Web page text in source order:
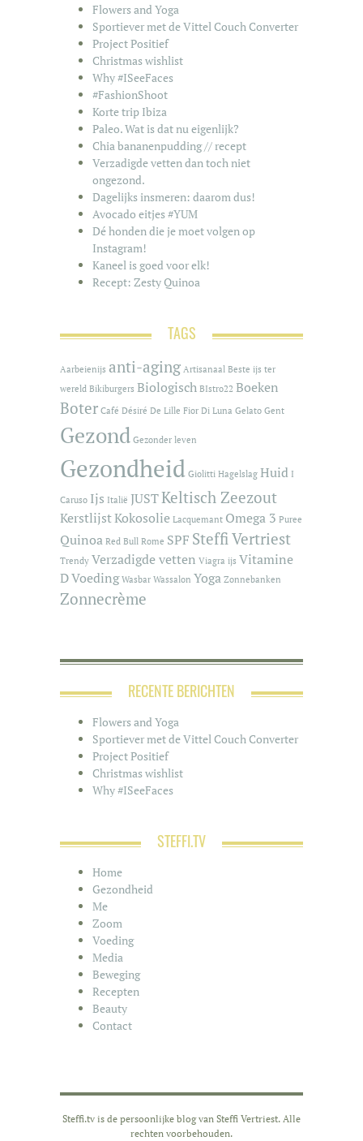
Flowers and Yoga
Sportiever met de Vittel Couch Converter
Project Positief
Christmas wishlist
Why #ISeeFaces
#FashionShoot
Korte trip Ibiza
Paleo. Wat is dat nu eigenlijk?
Chia bananenpudding // recept
Verzadigde vetten dan toch niet
ongezond.
Dagelijks insmeren: daarom dus!
Avocado eitjes #YUM
Dé honden die je moet volgen op
Instagram!
Kaneel is goed voor elk!
Recept: Zesty Quinoa
TAGS
Aarbeienijs anti-aging Artisanaal Beste ijs ter
wereld Bikiburgers Biologisch BIstro22 Boeken
Boter Café Désiré De Lille Fior Di Luna Gelato Gent
Gezond Gezonder leven
Gezondheid Giolitti Hagelslag Huid I
Caruso Ijs Italië JUSTKeltisch Zeezout
KerstlijstKokosolie Lacquemant Omega 3 Puree
Quinoa Red Bull Rome SPF Steffi Vertriest
Trendy Verzadigde vetten Viagra ijs Vitamine
DVoeding Wasbar Wassalon Yoga Zonnebanken
Zonnecrème
RECENTE BERICHTEN
Flowers and Yoga
Sportiever met de Vittel Couch Converter
Project Positief
Christmas wishlist
Why #ISeeFaces
STEFFI.TV
Home
Gezondheid
Me
Zoom
Voeding
Media
Beweging
Recepten
Beauty
Contact
Steffi.tv is de persoonlijke blog van Steffi Vertriest. Alle
rechten voorbehouden.